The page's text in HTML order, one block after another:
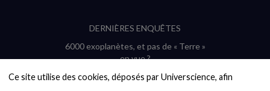
Ce site utilise des cookies, déposés par Universcience, afin
DERNIÈRES ENQUÊTES
6000 exoplanètes, et pas de « Terre »
en vue ?
Quel avenir pour les cryptos ?